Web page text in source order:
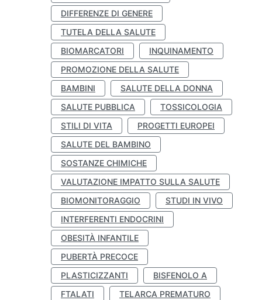
DIFFERENZE DI GENERE
TUTELA DELLA SALUTE
BIOMARCATORI
INQUINAMENTO
PROMOZIONE DELLA SALUTE
BAMBINI
SALUTE DELLA DONNA
SALUTE PUBBLICA
TOSSICOLOGIA
STILI DI VITA
PROGETTI EUROPEI
SALUTE DEL BAMBINO
SOSTANZE CHIMICHE
VALUTAZIONE IMPATTO SULLA SALUTE
BIOMONITORAGGIO
STUDI IN VIVO
INTERFERENTI ENDOCRINI
OBESITÀ INFANTILE
PUBERTÀ PRECOCE
PLASTICIZZANTI
BISFENOLO A
FTALATI
TELARCA PREMATURO